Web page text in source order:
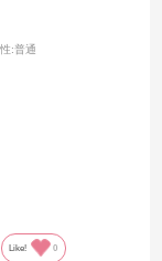
:普通
Like! 0